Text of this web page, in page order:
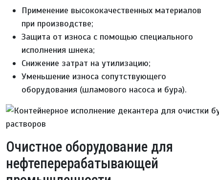
Применение высококачественных материалов
при производстве;
Защита от износа с помощью специального
исполнения шнека;
Снижение затрат на утилизацию;
Уменьшение износа сопутствующего
оборудования (шламового насоса и бура).
Очистное оборудование для
нефтеперерабатывающей